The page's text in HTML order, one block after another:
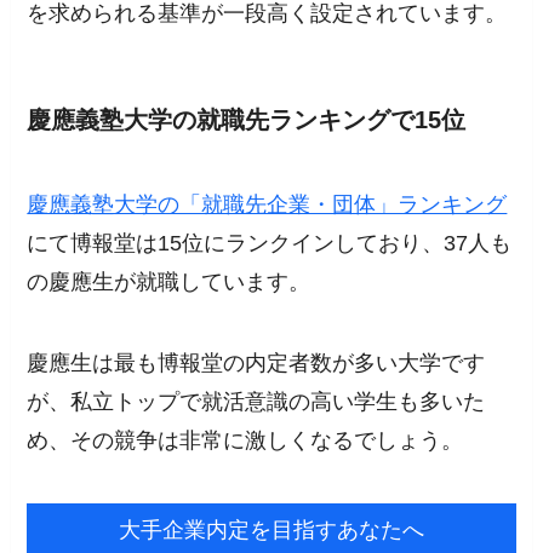
を求められる基準が一段高く設定されています。
慶應義塾大学の就職先ランキングで15位
慶應義塾大学の「就職先企業・団体」ランキング
にて博報堂は15位にランクインしており、37人も
の慶應生が就職しています。
慶應生は最も博報堂の内定者数が多い大学です
が、私立トップで就活意識の高い学生も多いた
め、その競争は非常に激しくなるでしょう。
大手企業内定を目指すあなたへ